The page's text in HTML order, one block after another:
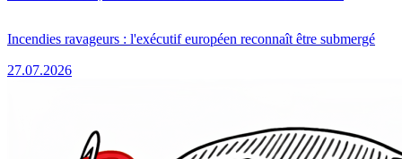
Incendies ravageurs : l'exécutif européen reconnaît être submergé
27.07.2026